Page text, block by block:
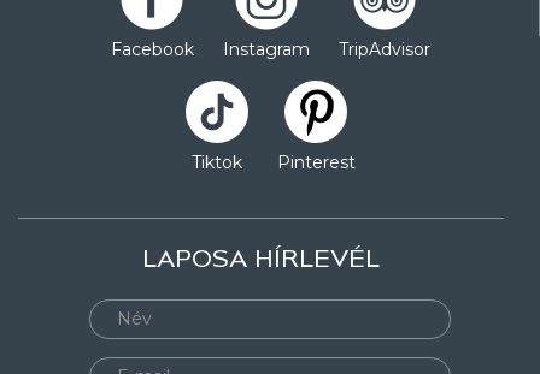
Facebook Instagram TripAdvisor
Tiktok Pinterest
LAPOSA HÍRLEVÉL